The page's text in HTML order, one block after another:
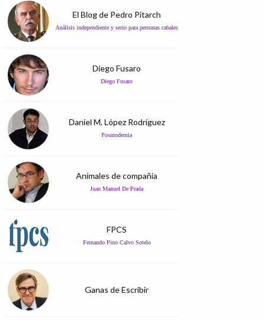
El Blog de Pedro Pitarch
Análisis independiente y serio para personas cabales
Diego Fusaro
Diego Fusaro
Daniel M. López Rodríguez
Posmodernia
Animales de compañía
Juan Manuel De Prada
FPCS
Fernando Pino Calvo Sotelo
Ganas de Escribir